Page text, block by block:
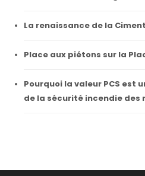
La renaissance de la
Place aux piétons sur la
Pourquoi la valeur PCS
de la sécurité incendie